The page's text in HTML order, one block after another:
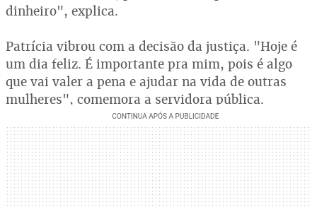
dinheiro", explica.
Patrícia vibrou com a decisão da justiça. "Hoje é
um dia feliz. É importante pra mim, pois é algo
que vai valer a pena e ajudar na vida de outras
mulheres", comemora a servidora pública.